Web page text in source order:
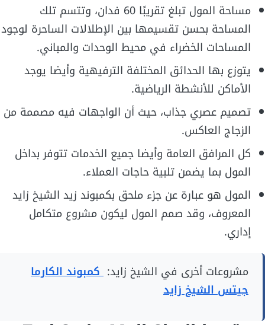
مساحة المول تبلغ تقريبًا 60 فدان، وتتسم تلك
المساحة بحسن تقسيمها بين الإطلالات الساحرة لوجود
المساحات الخضراء في محيط الوحدات والمباني.
يتوزع بها الحدائق المختلفة الترفيهية وأيضا يوجد
الأماكن للأنشطة الرياضية.
تصميم عصري جذاب، حيث أن الواجهات فيه مصممة من
الزجاج العاكس.
كل المرافق العامة وأيضا جميع الخدمات تتوفر بداخل
المول بما يضمن تلبية حاجات العملاء.
المول هو عبارة عن جزء ملحق بكمبوند زيد الشيخ زايد
المعروف، وقد صمم المول ليكون مشروع متكامل
إداري.
مشروعات أخرى في الشيخ زايد: كمبوند الكارما
جيتس الشيخ زايد